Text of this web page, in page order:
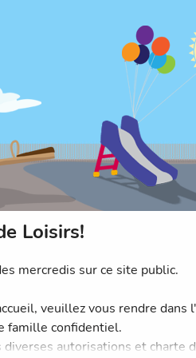
Loisirs!
mercredis sur ce site public.
veuillez vous rendre dans
famille confidentiel.
autorisations et charte